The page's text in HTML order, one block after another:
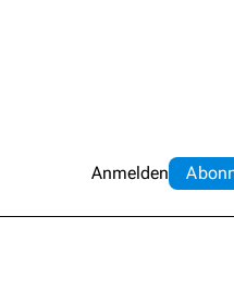
Anmelden Abo